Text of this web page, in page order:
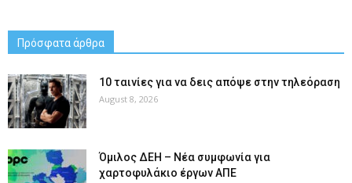
Πρόσφατα άρθρα
10 ταινίες για να δεις απόψε στην τηλεόραση
August 8, 2026
Όμιλος ΔΕΗ – Νέα συμφωνία για
χαρτοφυλάκιο έργων ΑΠΕ